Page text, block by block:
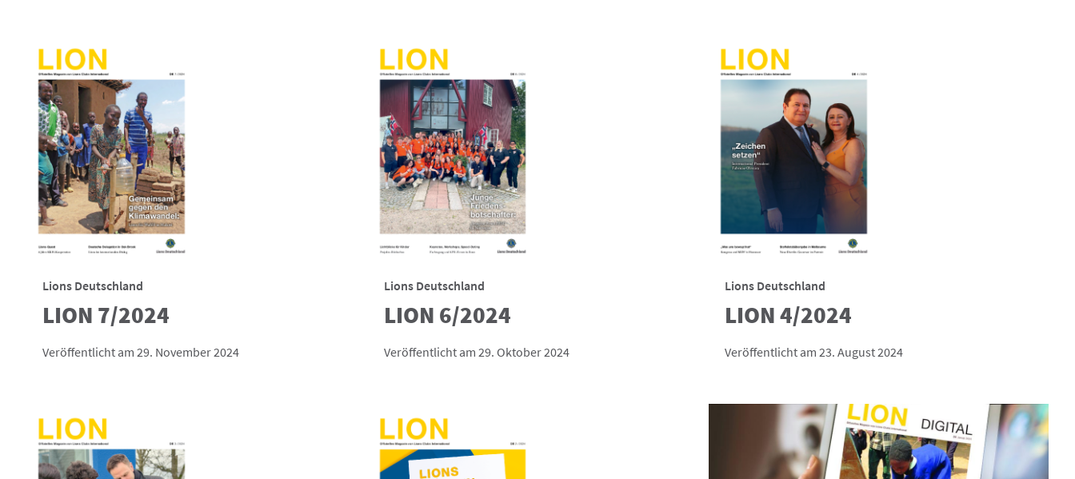
Lions Deutschland
LION 7/2024
Veröffentlicht am 29. November 2024
Lions Deutschland
LION 6/2024
Veröffentlicht am 29. Oktober 2024
Lions Deutschland
LION 4/2024
Veröffentlicht am 23. August 2024